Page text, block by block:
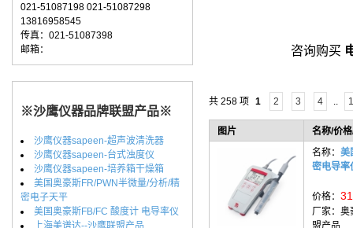
021-51087198 021-51087298
13816958545
传真：021-51087398
邮箱：
※沙鹰仪器品牌联盟产品※
沙鹰仪器sapeen-超声波清洗器
沙鹰仪器sapeen-台式浊度仪
沙鹰仪器sapeen-培养箱干燥箱
美国奥豪斯FR/PWN半微量/分析/精
密电子天平
美国奥豪斯FB/FC 酸度计 电导率仪
上海美谱达--沙鹰联盟产品
咨询购买
共 258 项 1 2 3 4 ..
图片
名称/价
名称： 美
密电导率
价格：
厂家： 奥
盟产品